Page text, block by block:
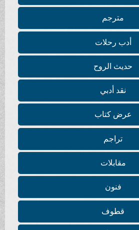
مترجم
أدب رحلات
حديث الروح
نقد أدبي
عرض كتاب
تراجم
مقابلات
فنون
قطوف